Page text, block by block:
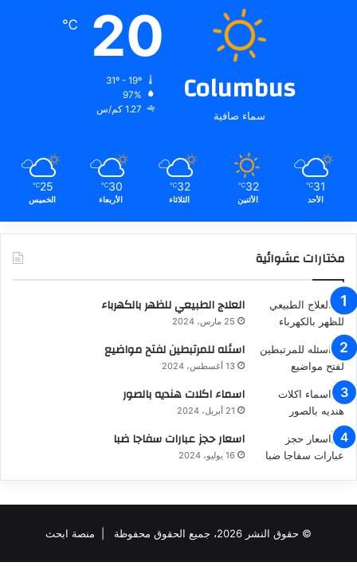
Columbus
سماء صافية
20
℃
97%
1.27 كم/س
31
℃
الأحد
32
℃
الأثنين
32
℃
الثلاثاء
30
℃
الأربعاء
25
℃
الخميس
مختارات عشوائية
العلاج الطبيعي للظهر بالكهرباء
25 مارس، 2024
اسئله للمرتبطين لفتح مواضيع
13 أغسطس، 2024
اسماء اكلات هنديه بالصور
21 أبريل، 2024
اسعار حجز عبارات سفاجا ضبا
16 يوليو، 2024
© حقوق النشر 2026، جميع الحقوق محفوظة | منصة ابحث